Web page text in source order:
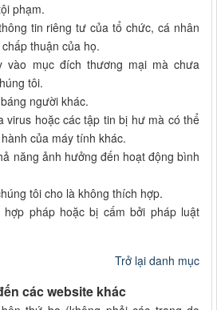
phạm.
tin riêng tư của tổ chức, cá nhân
thuận của họ.
vào mục đích thương mại mà chưa
tôi.
người khác.
virus hoặc các tập tin bị hư mà có thể
của máy tính khác.
năng ảnh hưởng đến hoạt động bình
tôi cho là không thích hợp.
pháp hoặc bị cấm bởi pháp luật
Trở lại danh mục
các website khác